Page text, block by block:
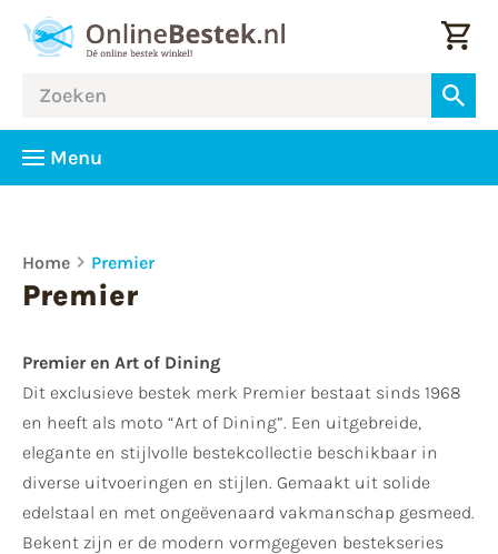
Menu
Home Premier
Premier
Premier en Art of Dining
Dit exclusieve bestek merk Premier bestaat sinds 1968
en heeft als moto “Art of Dining”. Een uitgebreide,
elegante en stijlvolle bestekcollectie beschikbaar in
diverse uitvoeringen en stijlen. Gemaakt uit solide
edelstaal en met ongeëvenaard vakmanschap gesmeed.
Bekent zijn er de modern vormgegeven bestekseries